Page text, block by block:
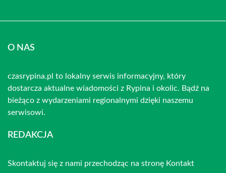
O NAS
czasrypina.pl to lokalny serwis informacyjny, który
dostarcza aktualne wiadomości z Rypina i okolic. Bądź na
bieżąco z wydarzeniami regionalnymi dzięki naszemu
serwisowi.
REDAKCJA
Skontaktuj się z nami przechodząc na stronę Kontakt